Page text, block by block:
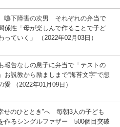
嚥下障害の次男 それぞれの弁当で
係性「母が楽しんで作ることで子ど
っていく」 （2022年02月03日）
報告なしの息子に弁当で「テストの
お説教から励ましまで“海苔文字”で想
愛 （2022年01月09日）
せのひととき”へ 毎朝3人の子ども
作るシングルファザー 500個目突破